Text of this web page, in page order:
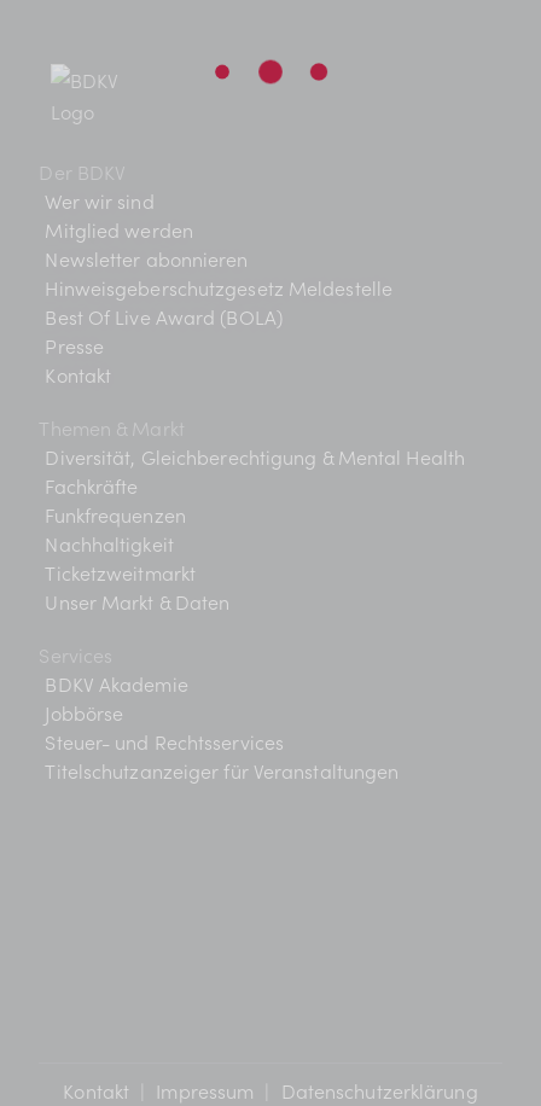
Der BDKV
Wer wir sind
Mitglied werden
Newsletter abonnieren
Hinweisgeberschutzgesetz Meldestelle
Best Of Live Award (BOLA)
Presse
Kontakt
Themen & Markt
Diversität, Gleichberechtigung & Mental Health
Fachkräfte
Funkfrequenzen
Nachhaltigkeit
Ticketzweitmarkt
Unser Markt & Daten
Services
BDKV Akademie
Jobbörse
Steuer- und Rechtsservices
Titelschutzanzeiger für Veranstaltungen
Kontakt Impressum Datenschutzerklärung